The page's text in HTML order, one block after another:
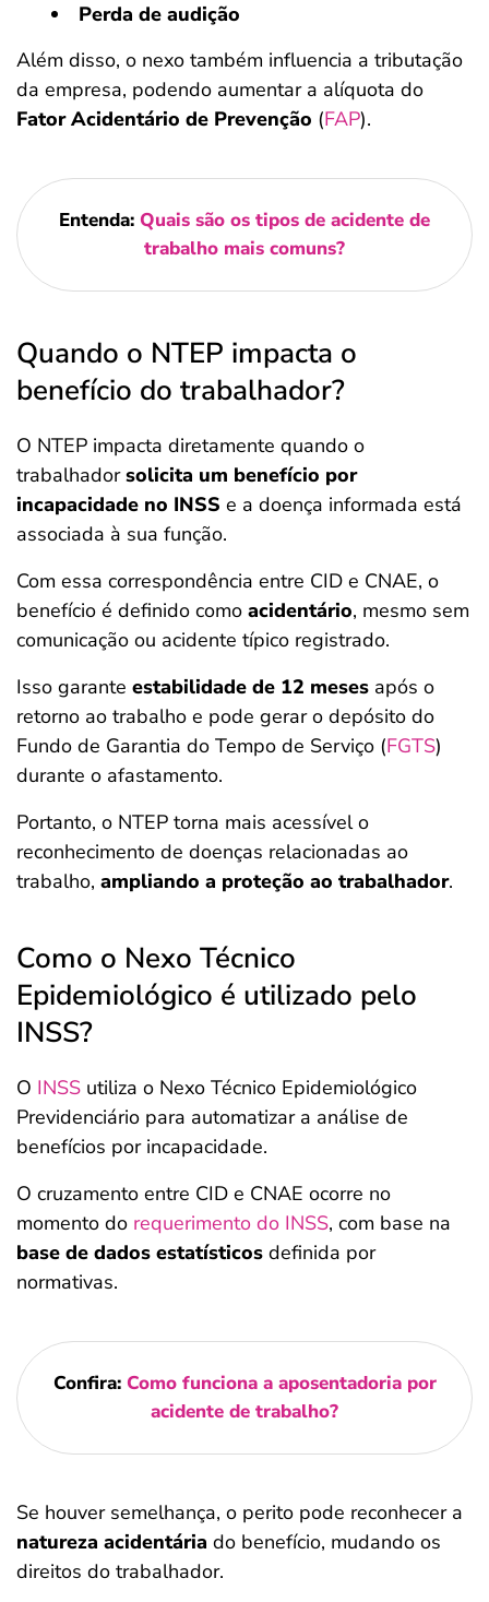
Perda de audição
Além disso, o nexo também influencia a tributação
da empresa, podendo aumentar a alíquota do
Fator Acidentário de Prevenção (FAP).
Entenda: Quais são os tipos de acidente de
trabalho mais comuns?
Quando o NTEP impacta o
benefício do trabalhador?
O NTEP impacta diretamente quando o
trabalhadorsolicita um benefício por
incapacidade no INSS e a doença informada está
associada à sua função.
Com essa correspondência entre CID e CNAE, o
benefício é definido como acidentário, mesmo sem
comunicação ou acidente típico registrado.
Isso garante estabilidade de 12 meses após o
retorno ao trabalho e pode gerar o depósito do
Fundo de Garantia do Tempo de Serviço (FGTS)
durante o afastamento.
Portanto, o NTEP torna mais acessível o
reconhecimento de doenças relacionadas ao
trabalho, ampliando a proteção ao trabalhador.
Como o Nexo Técnico
Epidemiológico é utilizado pelo
INSS?
O INSS utiliza o Nexo Técnico Epidemiológico
Previdenciário para automatizar a análise de
benefícios por incapacidade.
O cruzamento entre CID e CNAE ocorre no
momento do requerimento do INSS, com base na
base de dados estatísticos definida por
normativas.
Confira: Como funciona a aposentadoria por
acidente de trabalho?
Se houver semelhança, o perito pode reconhecer a
natureza acidentária do benefício, mudando os
direitos do trabalhador.